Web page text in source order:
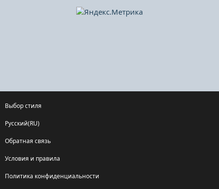
Выбор стиля
Русский(RU)
Обратная связь
Условия и правила
Политика конфиденциальности